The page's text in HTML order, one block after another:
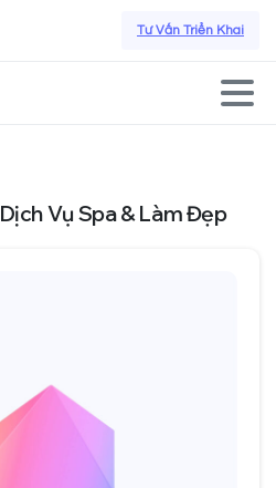
Tư Vấn Triển Khai
Dịch Vụ Spa & Làm Đẹp